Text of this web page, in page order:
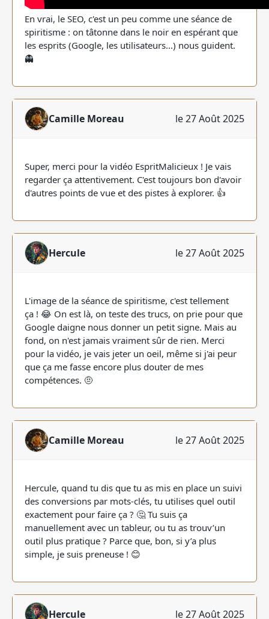
En vrai, le SEO, c'est un peu comme une séance de
spiritisme : on tâtonne dans le noir en espérant que
les esprits (Google, les utilisateurs...) nous guident.
👻
Camille Moreau le 27 Août 2025
Super, merci pour la vidéo EspritMalicieux ! Je vais
regarder ça attentivement. C'est toujours bon d'avoir
d'autres points de vue et des pistes à explorer. 👍
Hercule le 27 Août 2025
L'image de la séance de spiritisme, c'est tellement
ça ! 😂 On est là, on teste des trucs, on prie pour que
Google daigne nous donner un petit signe. Mais au
fond, on n'est jamais vraiment sûr de rien. Merci
pour la vidéo, je vais jeter un oeil, même si j'ai peur
que ça me fasse encore plus douter de mes
compétences. 🤨
Camille Moreau le 27 Août 2025
Hercule, quand tu dis que tu as mis en place un suivi
des conversions par mots-clés, tu utilises quel outil
exactement pour faire ça ? 🤔 Tu suis ça
manuellement avec un tableur, ou tu as trouv’un
outil plus pratique ? Parce que, bon, si y’a plus
simple, je suis preneuse ! 😊
Hercule le 27 Août 2025